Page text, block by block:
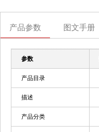
产品参数 图文手册
参数
产品目录
描述
产品分类